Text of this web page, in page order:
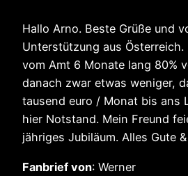
Hallo Arno. Beste Grüße und
Unterstützung aus Österreich.
vom Amt 6 Monate lang 80%
danach zwar etwas weniger,
tausend euro / Monat bis ans
hier Notstand. Mein Freund
jähriges Jubiläum. Alles Gute &
Fanbrief von: Werner